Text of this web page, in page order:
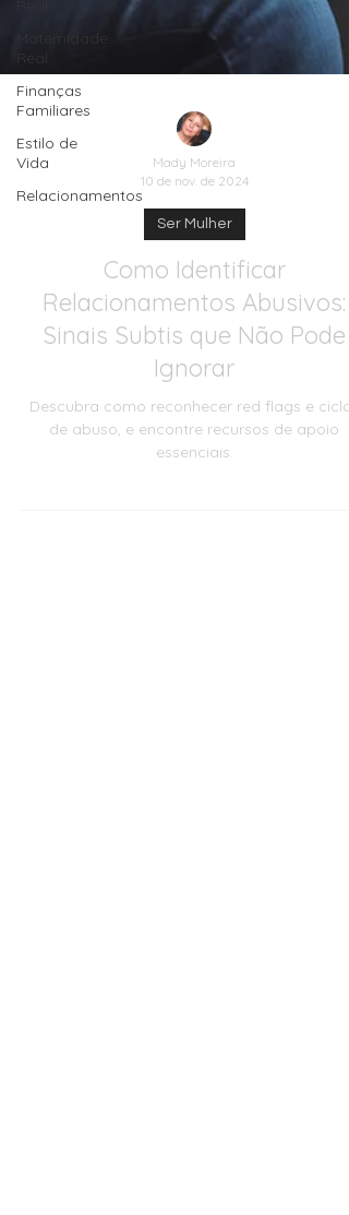
Maternidade
Real
Finanças
Familiares
Estilo de
Vida
Relacionamentos
Mady Moreira
10 de nov. de 2024
Ser Mulher
Como Identificar
Relacionamentos Abusivos:
Sinais Subtis que Não Pode
Ignorar
Descubra como reconhecer red flags e ciclos